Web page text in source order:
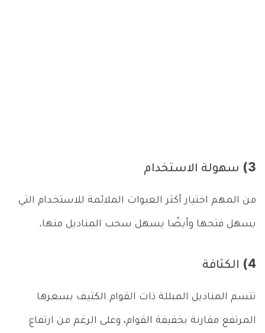
3) سهولة الاستخدام
من المهم اختيار أكثر العبوات الملائمة للاستخدام التي
يسهل فتحها وأيضًا يسهل سحب المناديل منها.
4) الكثافة
تتسم المناديل المبللة ذات القوام الكثيف بسعرها
المرتفع مقارنة بخفيفة القوام، وعلى الرغم من ارتفاع